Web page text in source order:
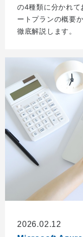
の4種類に分かれて
ートプランの概要
徹底解説します。
2026.02.12